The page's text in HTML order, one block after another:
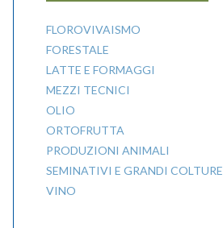
FLOROVIVAISMO
FORESTALE
LATTE E FORMAGGI
MEZZI TECNICI
OLIO
ORTOFRUTTA
PRODUZIONI ANIMALI
SEMINATIVI E GRANDI COLTURE
VINO